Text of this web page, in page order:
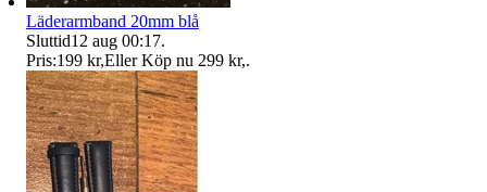
Läderarmband 20mm blå
Sluttid12 aug 00:17.
Pris:199 kr,Eller Köp nu 299 kr,.